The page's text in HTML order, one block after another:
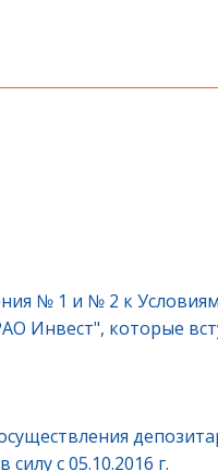
№ 1 и № 2 к
Инвест", которые
с 05.10.2016 г.